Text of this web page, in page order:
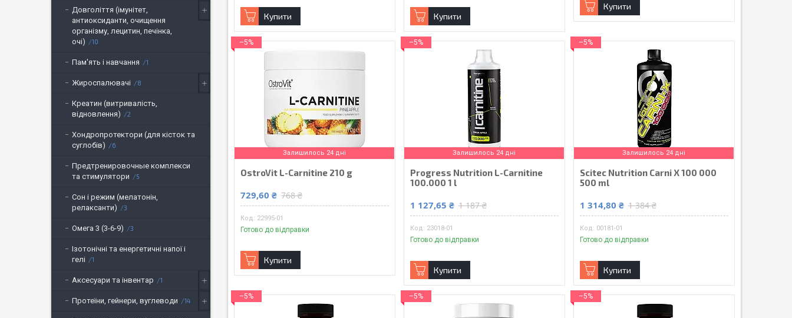
Купити Купити
Купити
–5%
Залишилось 24 дні
OstroVit L-Carnitine 210 g
729,60 ₴ 768 ₴
22995-01
Готово до відправки
Купити
–5%
Залишилось 24 дні
Progress Nutrition L-Carnitine
100.000 1 l
1 127,65 ₴ 1 187 ₴
23018-01
Готово до відправки
Купити
–5%
Залишилось 24 дні
Scitec Nutrition Carni X 100 000
500 ml
1 314,80 ₴ 1 384 ₴
00181-01
Готово до відправки
Купити
–5% –5% –5%
Довголіття (імунітет,
антиоксиданти, очищення
організму, лецитин, печінка,
очі)
10
Пам'ять і навчання 1
Жироспалювачі 8
Креатин (витривалість,
відновлення)
2
Хондропротектори (для кісток та
суглобів)
6
Предтренировочные комплекси
та стимулятори
5
Сон і режим (мелатонін,
релаксанти)
3
Омега 3 (3-6-9) 3
Ізотонічні та енергетичні напої і
гелі
1
Аксесуари та інвентар 1
Протеїни, гейнери, вуглеводи 14